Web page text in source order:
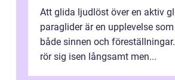
Att glida ljudlöst över en aktiv
paraglider är en upplevelse
både sinnen och
rör sig isen långsamt men...